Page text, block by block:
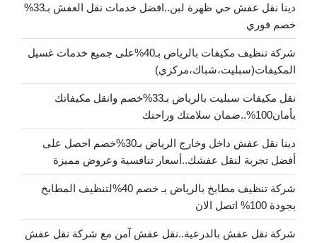
دينا نقل عفش حي ظهرة لبن..افضل خدمات نقل العفش بـ33%
خصم فوري
شركة تنظيف مكيفات بالرياض بـ40%على جميع خدمات غسيل
المكيفات(سبليت،شباك،مركزي)
نقل مكيفات سبليت بالرياض بـ33%خصم وانقل مكيفاتك
بأمان100%..ضمان سلامتك وراحتك
دينا نقل عفش داخل وخارج الرياض بـ30%خصم احصل على
أفضل تجربة لنقل عفشك..أسعار تنافسية وعروض مميزة
شركة تنظيف مطابخ بالرياض بـ خصم 40%لتنظيف المطابخ
بجودة 100% اتصل الان
شركة نقل عفش بالدرعية..نقل عفش آمن مع شركة نقل عفش